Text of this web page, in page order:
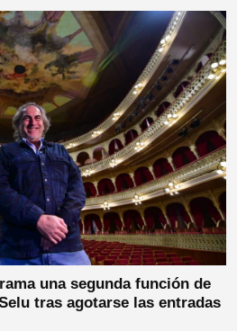
una segunda función de
tras agotarse las entradas